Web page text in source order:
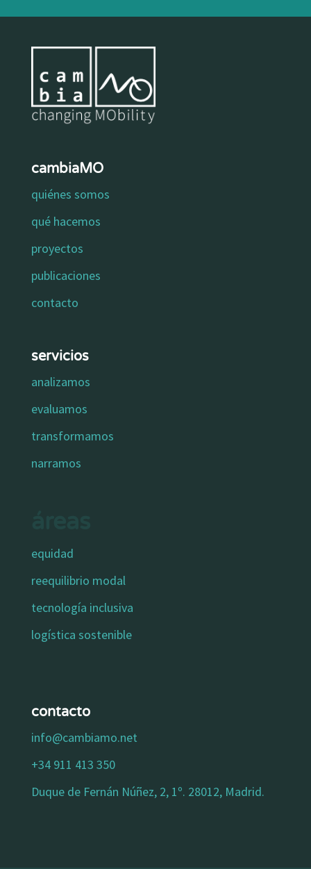
cambiaMO
quiénes somos
qué hacemos
proyectos
publicaciones
contacto
servicios
analizamos
evaluamos
transformamos
narramos
equidad
reequilibrio modal
tecnología inclusiva
logística sostenible
contacto
info@cambiamo.net
+34 911 413 350
Duque de Fernán Núñez, 2, 1º. 28012, Madrid.